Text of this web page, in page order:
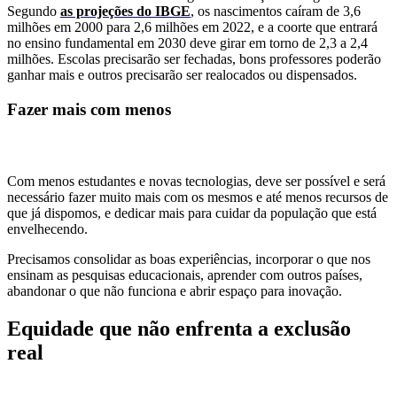
Segundo as projeções do IBGE, os nascimentos caíram de 3,6
milhões em 2000 para 2,6 milhões em 2022, e a coorte que entrará
no ensino fundamental em 2030 deve girar em torno de 2,3 a 2,4
milhões. Escolas precisarão ser fechadas, bons professores poderão
ganhar mais e outros precisarão ser realocados ou dispensados.
Fazer mais com menos
Com menos estudantes e novas tecnologias, deve ser possível e será
necessário fazer muito mais com os mesmos e até menos recursos de
que já dispomos, e dedicar mais para cuidar da população que está
envelhecendo.
Precisamos consolidar as boas experiências, incorporar o que nos
ensinam as pesquisas educacionais, aprender com outros países,
abandonar o que não funciona e abrir espaço para inovação.
Equidade que não enfrenta a exclusão
real